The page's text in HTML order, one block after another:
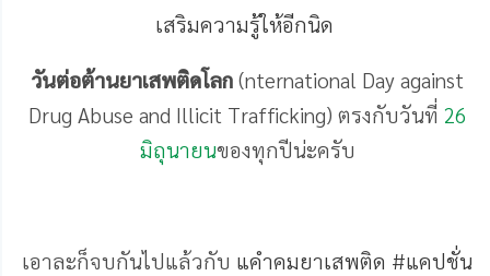
เสริมความรู้ให้อีกนิด
วันต่อต้านยาเสพติดโลก(nternational Day against
Drug Abuse and Illicit Trafficking) ตรงกับวันที่ 26
มิถุนายนของทุกปีน่ะครับ
เอาละก็จบกันไปแล้วกับ แคำคมยาเสพติด #แคปชั่น